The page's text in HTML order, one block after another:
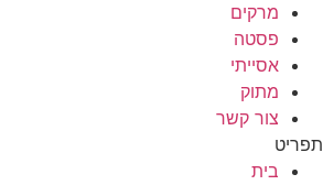
מרקים
פסטה
אסייתי
מתוק
צור קשר
תפריט
בית